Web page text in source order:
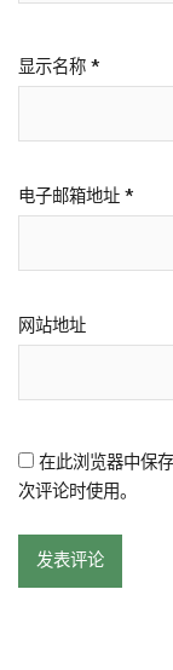
显示名称 *
电子邮箱地址 *
网站地址
在此浏览器中保
次评论时使用。